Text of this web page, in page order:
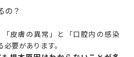
の？
皮膚の異常」と「口腔内の感染
要があります。